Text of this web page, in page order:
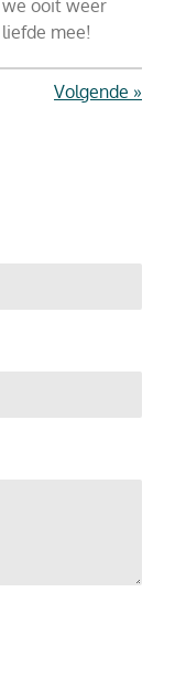
ooit weer
mee!
Volgende »